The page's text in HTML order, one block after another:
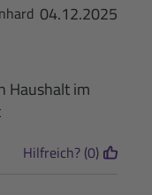
04.12.2025
Haushalt im
Hilfreich? (0)